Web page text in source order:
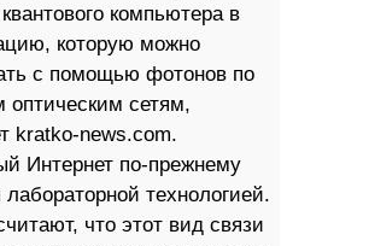
компьютера в
которую можно
с помощью фотонов по
сетям,
kratko-news.com.
Интернет по-прежнему
лабораторной технологией.
что этот вид связи